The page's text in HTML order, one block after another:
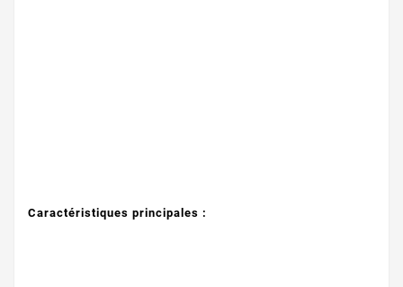
Caractéristiques principales :